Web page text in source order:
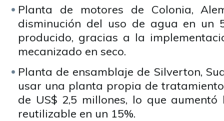
Planta de motores de Colonia,
disminución del uso de agua en un
producido, gracias a la
mecanizado en seco.
Planta de ensamblaje de Silverton,
usar una planta propia de
de US$ 2,5 millones, lo que
reutilizable en un 15%.